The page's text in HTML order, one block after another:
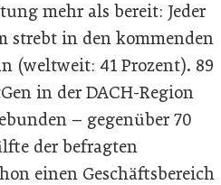
mehr als bereit: Jeder
strebt in den kommenden
(weltweit: 41 Prozent). 89
in der DACH-Region
– gegenüber 70
der befragten
einen Geschäftsbereich